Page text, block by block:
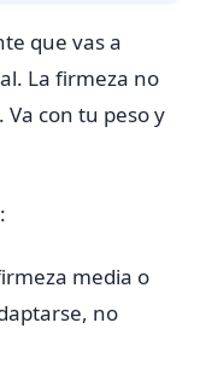
que vas a
La firmeza no
Va con tu peso y
media o
no